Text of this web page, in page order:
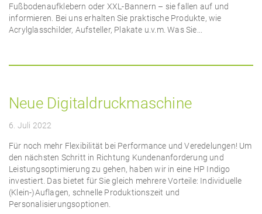
Fußbodenaufklebern oder XXL-Bannern – sie fallen auf und
informieren. Bei uns erhalten Sie praktische Produkte, wie
Acrylglasschilder, Aufsteller, Plakate u.v.m. Was Sie...
Neue Digitaldruckmaschine
6. Juli 2022
Für noch mehr Flexibilität bei Performance und Veredelungen! Um
den nächsten Schritt in Richtung Kundenanforderung und
Leistungsoptimierung zu gehen, haben wir in eine HP Indigo
investiert. Das bietet für Sie gleich mehrere Vorteile: Individuelle
(Klein-)Auflagen, schnelle Produktionszeit und
Personalisierungsoptionen.